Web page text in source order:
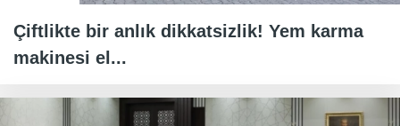
Çiftlikte bir anlık dikkatsizlik! Yem karma
makinesi el...